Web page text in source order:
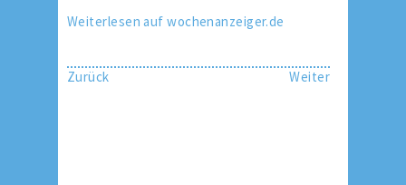
Weiterlesen auf wochenanzeiger.de
Zurück Weiter